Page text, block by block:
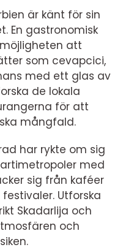
är känt för sin
En gastronomisk
att
som cevapcici,
med ett glas av
de lokala
för att
mångfald.
har rykte om sig
med
sig från kaféer
Utforska
Skadarlija och
och